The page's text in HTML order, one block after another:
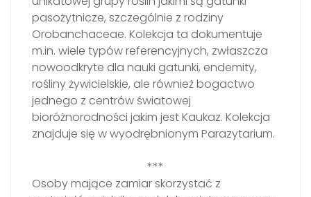
pasożytnicze, szczególnie z rodziny
Orobanchaceae. Kolekcja ta dokumentuje
m.in. wiele typów referencyjnych, zwłaszcza
nowoodkryte dla nauki gatunki, endemity,
rośliny żywicielskie, ale również bogactwo
jednego z centrów światowej
bioróżnorodności jakim jest Kaukaz. Kolekcja
znajduje się w wyodrębnionym Parazytarium.
***
Osoby mające zamiar skorzystać z